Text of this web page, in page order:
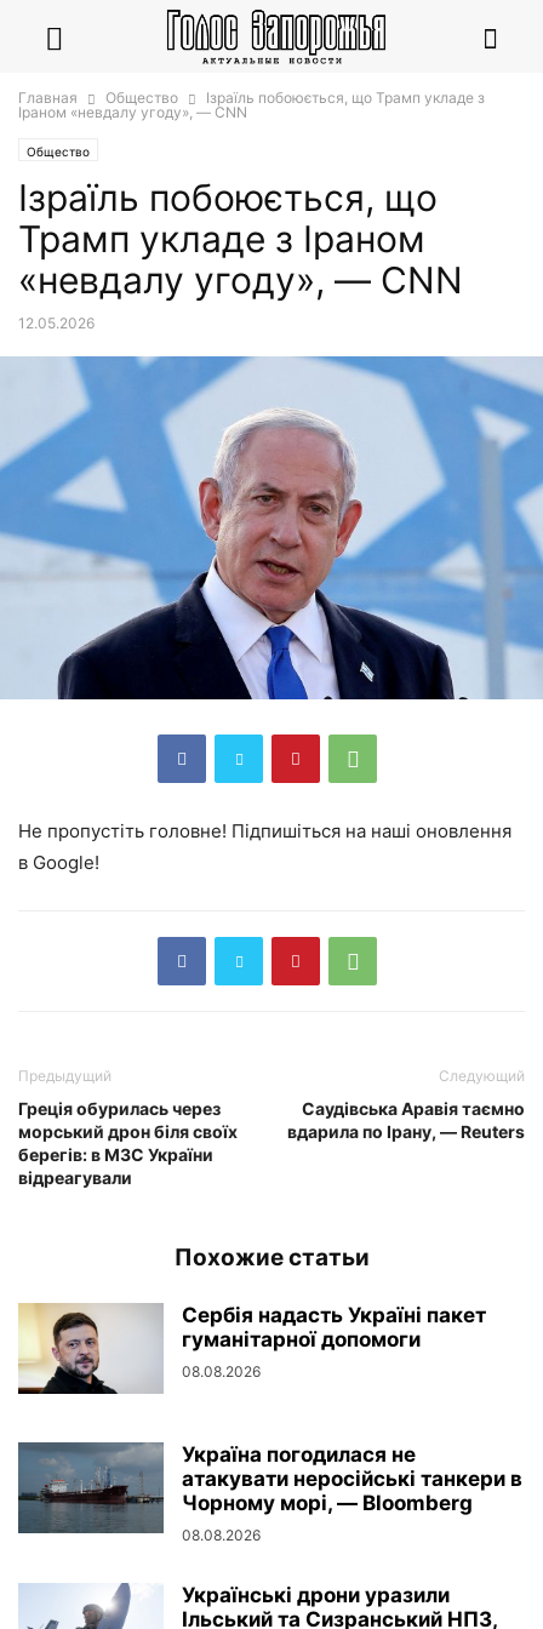
Главная Общество
Ізраїль побоюється, що Трамп укладе з
Іраном «невдалу угоду», — CNN
Общество
Ізраїль побоюється, що
Трамп укладе з Іраном
«невдалу угоду», — CNN
12.05.2026
Не пропустіть головне! Підпишіться на наші оновлення
в Google!
Предыдущий
Греція обурилась через
морський дрон біля своїх
берегів: в МЗС України
відреагували
Следующий
Саудівська Аравія таємно
вдарила по Ірану, — Reuters
Похожие статьи
Сербія надасть Україні пакет
гуманітарної допомоги
08.08.2026
Україна погодилася не
атакувати неросійські танкери в
Чорному морі, — Bloomberg
08.08.2026
Українські дрони уразили
Ільський та Сизранський НПЗ,